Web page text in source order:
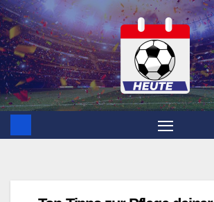
Zum
Inhalt
springen